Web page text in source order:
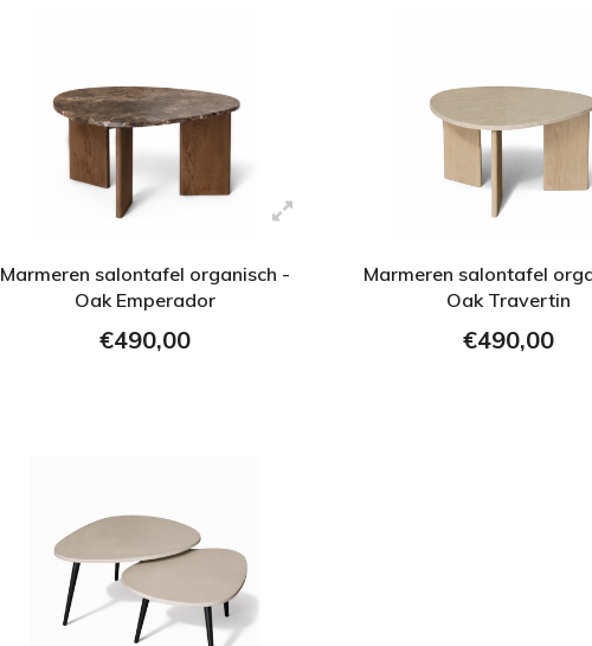
Marmeren salontafel organisch -
Oak Emperador
€490,00
Marmeren salontafel
Oak Travertin
€490,00